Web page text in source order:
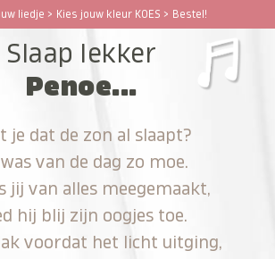
liedje > Kies jouw kleur KOES > Bestel!
Slaap lekker
Penoe...
je dat de zon al slaapt?
van de dag zo moe.
jij van alles meegemaakt,
hij blij zijn oogjes toe.
voordat het licht uitging,